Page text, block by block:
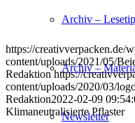
Archiv –
Archiv –
Newsletter
https://creativverpacken.de/
content/uploads/2021/05/
Redaktion https://
content/uploads/2020/03/
Redaktion2022-02-09
Klimaneutralisierte Pflaster